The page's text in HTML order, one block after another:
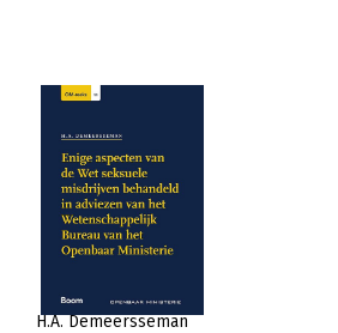
H.A. Demeersseman